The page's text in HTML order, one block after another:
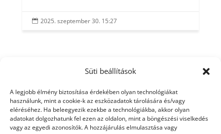
Süti beállítások
A legjobb élmény biztosítása érdekében olyan technológiákat
használunk, mint a cookie-k az eszközadatok tárolására és/vagy
eléréséhez. Ha beleegyezik ezekbe a technológiákba, akkor olyan
adatokat dolgozhatunk fel ezen az oldalon, mint a böngészési viselkedés
vagy az egyedi azonosítók. A hozzájárulás elmulasztása vagy
 2025. szeptember 30. 15:27